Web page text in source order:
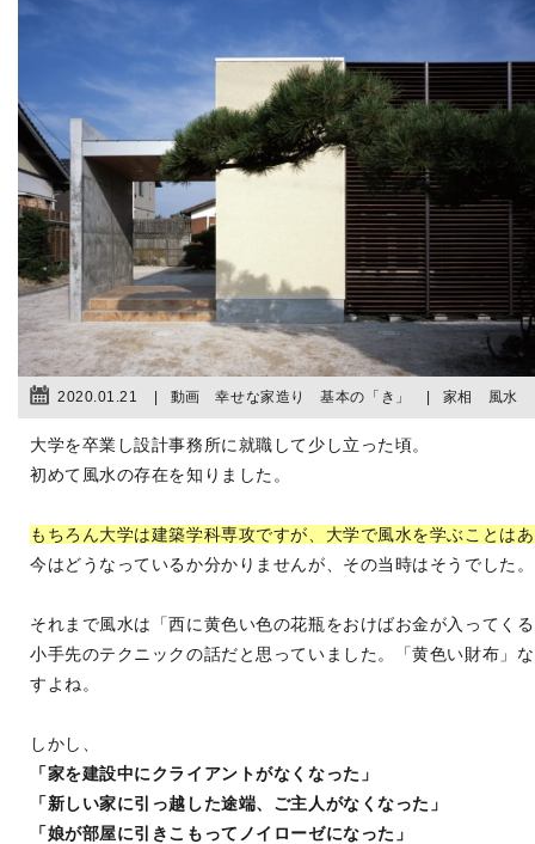
2020.01.21 動画 幸せな家造り 基本の「き」 家相 風水
大学を卒業し設計事務所に就職して少し立った頃。
初めて風水の存在を知りました。
もちろん大学は建築学科専攻ですが、大学で風水を学ぶことは
今はどうなっているか分かりませんが、その当時はそうでした。
それまで風水は「西に黄色い色の花瓶をおけばお金が入ってく
小手先のテクニックの話だと思っていました。「黄色い財布」
すよね。
しかし、
「家を建設中にクライアントがなくなった」
「新しい家に引っ越した途端、ご主人がなくなった」
「娘が部屋に引きこもってノイローゼになった」